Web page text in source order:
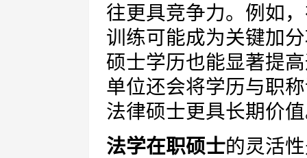
往更具竞争力。例如
训练可能成为关键加
硕士学历也能显著提
单位还会将学历与职
法律硕士更具长期价
法学在职硕士的灵活